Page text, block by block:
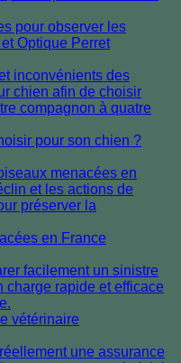
pour observer les
Optique Perret
pour son chien ?
en France
vétérinaire